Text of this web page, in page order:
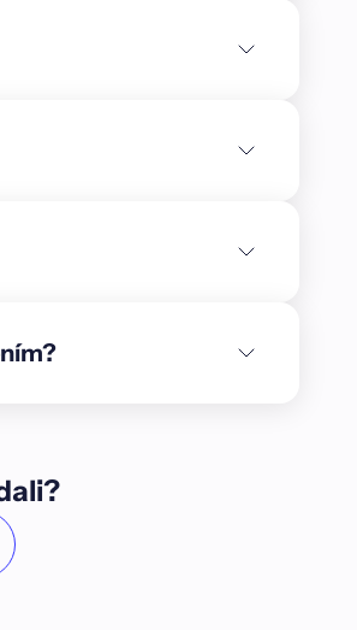
kupované nemovitosti dílčí
dům je
Po akvizici plánuje vlastník
o výměře 306 m2, na
dům s pěti
jedno centrální schodiště.
a Bratislavou. Díky této
inovací**.\n\nMěsto je
krasu nebo Brněnskou
Historické jádro města